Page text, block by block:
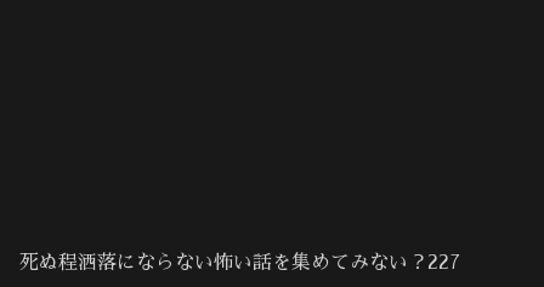
死ぬ程洒落にならない怖い話を集めてみない？227